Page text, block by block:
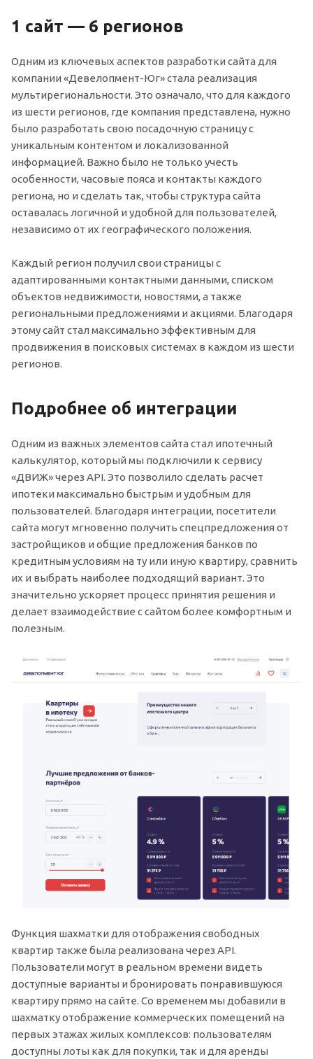
1 сайт — 6 регионов
Одним из ключевых аспектов разработки сайта для
компании «Девелопмент-Юг» стала реализация
мультирегиональности. Это означало, что для каждого
из шести регионов, где компания представлена, нужно
было разработать свою посадочную страницу с
уникальным контентом и локализованной
информацией. Важно было не только учесть
особенности, часовые пояса и контакты каждого
региона, но и сделать так, чтобы структура сайта
оставалась логичной и удобной для пользователей,
независимо от их географического положения.
Каждый регион получил свои страницы с
адаптированными контактными данными, списком
объектов недвижимости, новостями, а также
региональными предложениями и акциями. Благодаря
этому сайт стал максимально эффективным для
продвижения в поисковых системах в каждом из шести
регионов.
Подробнее об интеграции
Одним из важных элементов сайта стал ипотечный
калькулятор, который мы подключили к сервису
«ДВИЖ» через API. Это позволило сделать расчет
ипотеки максимально быстрым и удобным для
пользователей. Благодаря интеграции, посетители
сайта могут мгновенно получить спецпредложения от
застройщиков и общие предложения банков по
кредитным условиям на ту или иную квартиру, сравнить
их и выбрать наиболее подходящий вариант. Это
значительно ускоряет процесс принятия решения и
делает взаимодействие с сайтом более комфортным и
полезным.
Функция шахматки для отображения свободных
квартир также была реализована через API.
Пользователи могут в реальном времени видеть
доступные варианты и бронировать понравившуюся
квартиру прямо на сайте. Со временем мы добавили в
шахматку отображение коммерческих помещений на
первых этажах жилых комплексов: пользователям
доступны лоты как для покупки, так и для аренды